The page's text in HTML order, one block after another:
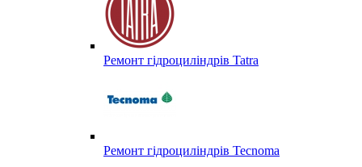
Ремонт гідроциліндрів Tatra
Ремонт гідроциліндрів Tecnoma